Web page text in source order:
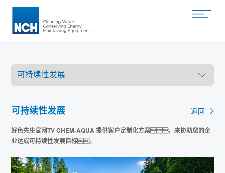
首页
关于公司
好色先生TV官网
关于好色先生TV官网
设备维护
零部件工序
可持续性发展 返回
好色先生官网TV CHEM-AQUA 提供客户定制化方案，来协助您的企
业达成可持续性发展目标。